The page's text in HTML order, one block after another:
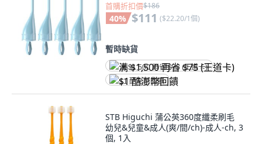
首購折扣價$186
40% $111 ($22.20/1個)
暫時缺貨
满 $1,500 再省 $75 (王道卡)
$1 酷澎幣回饋
STB Higuchi 蒲公英360度纖柔刷毛
幼兒&兒童&成人(爽/間/ch)-成人-ch, 3
個, 1入